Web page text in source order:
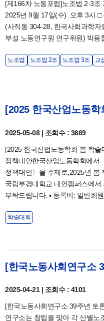
[제166차 노동포럼]노조법 2·3
2025년 9월 17일(수) 오후 3시 □
(사직동 304-28, 한국사회과학
부설 노동연구원 연구위원) 박용
노조법 노조법 2조 노조법 3조 교
2025-05-08 | 조회수 : 3669
[2025 한국산업노동학회 봄 학
정책대안한국산업노동학회에서
정책대안〉을 주제로,2025년 봄
국립부경대학교 대연캠퍼스에
부탁드립니다. ▪ 등록비: 일반회
학술대회
2025-04-21 | 조회수 : 4101
[한국노동사회연구소 39주년 토
연구소는 창립을 맞아 각 산별노